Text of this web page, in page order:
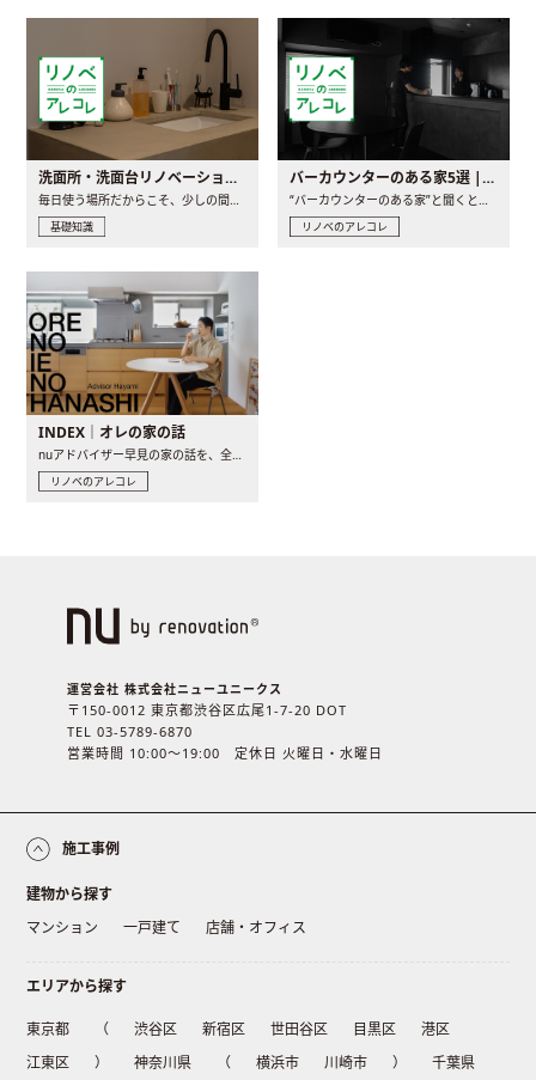
洗面所・洗面台リノベーションの事例と間取りアイデア
毎日使う場所だからこそ、少しの間取りの工夫や素材の選び方で..
基礎知識
バーカウンターのある家5選 | 日常に馴染む“距離の近い”キッチンとは
“バーカウンターのある家”と聞くと、少し特別な、大人のための..
リノベのアレコレ
INDEX｜オレの家の話
リノベのアレコレ
運営会社 株式会社ニューユニークス
〒150-0012 東京都渋谷区広尾1-7-20 DOT
TEL 03-5789-6870
営業時間 10:00〜19:00 定休日 火曜日・水曜日
施工事例
建物から探す
マンション
一戸建て 店舗・オフィス
エリアから探す
東京都 （ 渋谷区 新宿区 世田谷区 目黒区
港区
江東区
） 神奈川県 （ 横浜市 川崎市 ）
千葉県